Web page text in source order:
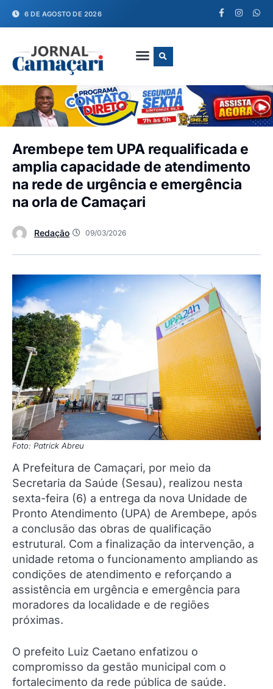
6 DE AGOSTO DE 2026
Arembepe tem UPA requalificada e
amplia capacidade de atendimento
na rede de urgência e emergência
na orla de Camaçari
Redação 09/03/2026
Foto: Patrick Abreu
A Prefeitura de Camaçari, por meio da
Secretaria da Saúde (Sesau), realizou nesta
sexta-feira (6) a entrega da nova Unidade de
Pronto Atendimento (UPA) de Arembepe, após
a conclusão das obras de qualificação
estrutural. Com a finalização da intervenção, a
unidade retoma o funcionamento ampliando as
condições de atendimento e reforçando a
assistência em urgência e emergência para
moradores da localidade e de regiões
próximas.
O prefeito Luiz Caetano enfatizou o
compromisso da gestão municipal com o
fortalecimento da rede pública de saúde.